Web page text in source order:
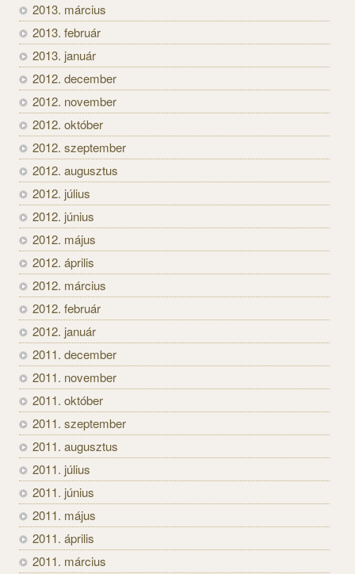
2013. március
2013. február
2013. január
2012. december
2012. november
2012. október
2012. szeptember
2012. augusztus
2012. július
2012. június
2012. május
2012. április
2012. március
2012. február
2012. január
2011. december
2011. november
2011. október
2011. szeptember
2011. augusztus
2011. július
2011. június
2011. május
2011. április
2011. március